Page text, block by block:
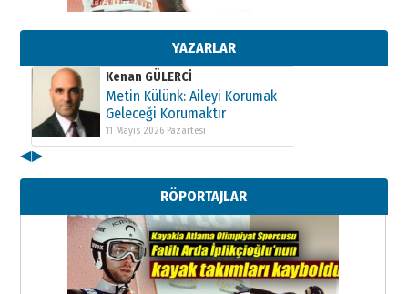
YAZARLAR
Metin Külünk: Aileyi Korumak
Geleceği Korumaktır
11 Mayıs 2026 Pazartesi
Kenan GÜLERCİ
Metin Külünk: Aileyi Korumak
Geleceği Korumaktır
11 Mayıs 2026 Pazartesi
Metin Külünk: Aileyi Korumak
Geleceği Korumaktır
11 Mayıs 2026 Pazartesi
◀▶
RÖPORTAJLAR